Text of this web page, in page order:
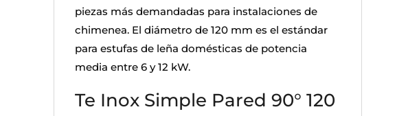
piezas más demandadas para instalaciones de
chimenea. El diámetro de 120 mm es el estándar
para estufas de leña domésticas de potencia
media entre 6 y 12 kW.
Te Inox Simple Pared 90° 120